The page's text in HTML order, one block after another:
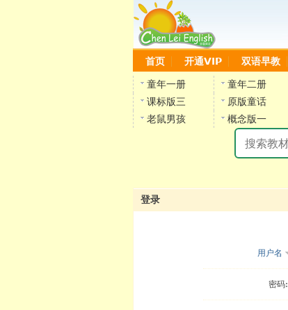
首页 开通VIP 双语早教
童年一册 童年二册
课标版三
原版童话
老鼠男孩
概念版一
登录
用户名
密码: